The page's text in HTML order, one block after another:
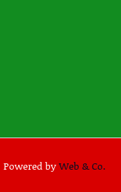
Powered byWeb & Co.